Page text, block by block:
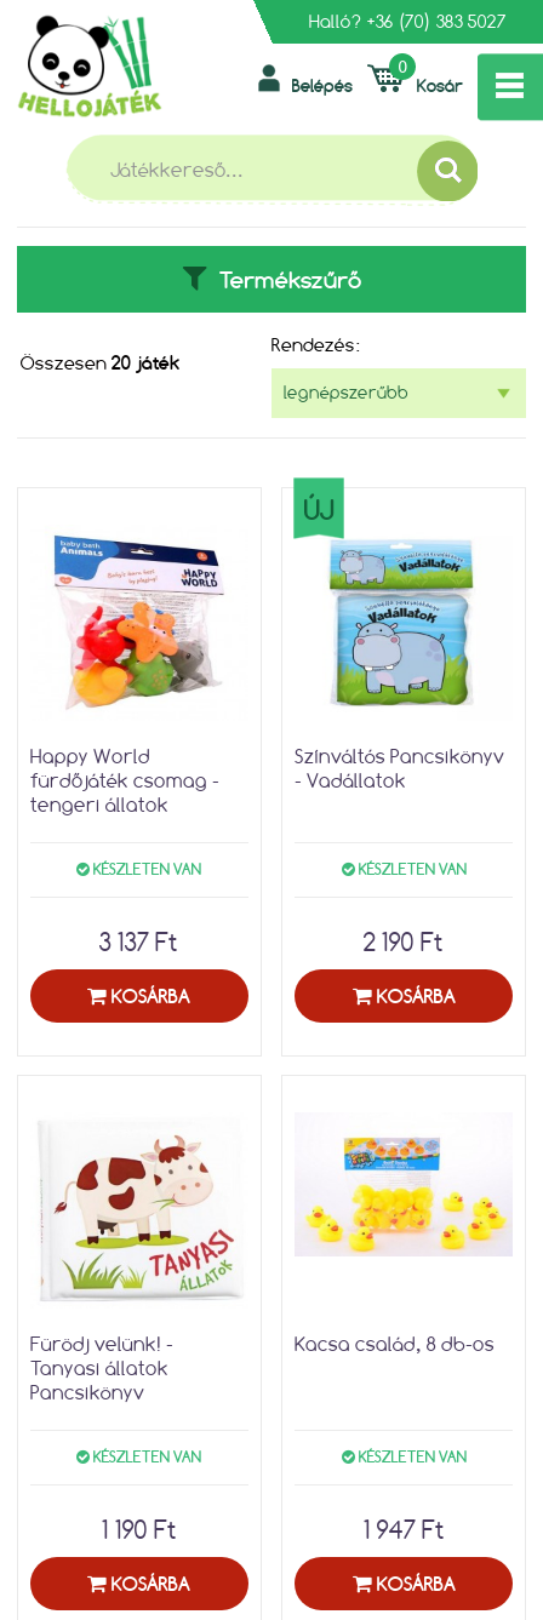
Halló? +36 (70) 383 5027
Kosár
0
Belépés
FÜRDŐJÁTÉKOK
Termékszűrő
Összesen 20 játék
Rendezés:
Happy World
fürdőjáték csomag -
tengeri állatok
KÉSZLETEN VAN
3 137 Ft
KOSÁRBA
ÚJ
Színváltós Pancsikönyv
- Vadállatok
KÉSZLETEN VAN
2 190 Ft
KOSÁRBA
Fürödj velünk! -
Tanyasi állatok
Pancsikönyv
KÉSZLETEN VAN
1 190 Ft
KOSÁRBA
Kacsa család, 8 db-os
KÉSZLETEN VAN
1 947 Ft
KOSÁRBA